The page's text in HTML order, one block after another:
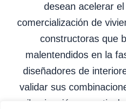
desean acelerar
comercialización de
constructoras que
malentendidos en la
diseñadores de
validar sus
iluminación, y